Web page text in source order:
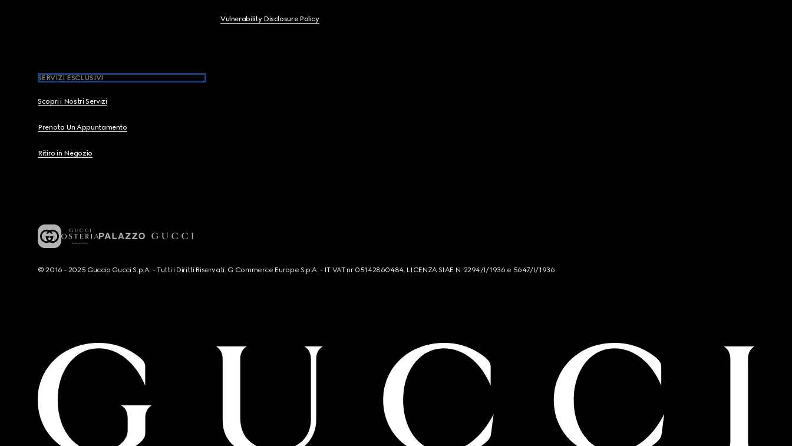
Vulnerability Disclosure Policy
SERVIZI ESCLUSIVI
Scopri i Nostri Servizi
Prenota Un Appuntamento
Ritiro in Negozio
© 2016 - 2025 Guccio Gucci S.p.A. - Tutti i Diritti Riservati. G Commerce Europe S.p.A. - IT VAT nr 05142860484. LICENZA SIAE N. 2294/I/1936 e 5647/I/1936